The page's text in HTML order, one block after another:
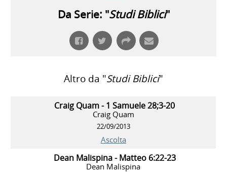
Da Serie: "Studi Biblici"
Altro da "Studi Biblici"
Craig Quam - 1 Samuele 28;3-20
Craig Quam
22/09/2013
Ascolta
Dean Malispina - Matteo 6:22-23
Dean Malispina